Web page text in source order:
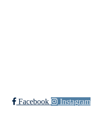
Facebook Instagram